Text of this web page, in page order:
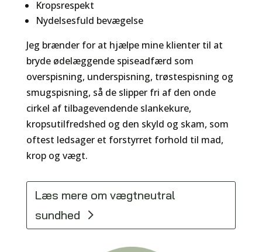
Kropsrespekt
Nydelsesfuld bevægelse
Jeg brænder for at hjælpe mine klienter til at
bryde ødelæggende spiseadfærd som
overspisning, underspisning, trøstespisning og
smugspisning, så de slipper fri af den onde
cirkel af tilbagevendende slankekure,
kropsutilfredshed og den skyld og skam, som
oftest ledsager et forstyrret forhold til mad,
krop og vægt.
Læs mere om vægtneutral
sundhed